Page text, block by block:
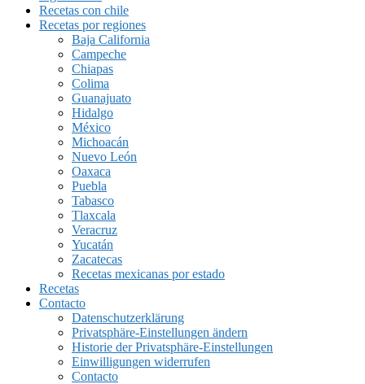
Recetas con chile
Recetas por regiones
Baja California
Campeche
Chiapas
Colima
Guanajuato
Hidalgo
México
Michoacán
Nuevo León
Oaxaca
Puebla
Tabasco
Tlaxcala
Veracruz
Yucatán
Zacatecas
Recetas mexicanas por estado
Recetas
Contacto
Datenschutzerklärung
Privatsphäre-Einstellungen ändern
Historie der Privatsphäre-Einstellungen
Einwilligungen widerrufen
Contacto